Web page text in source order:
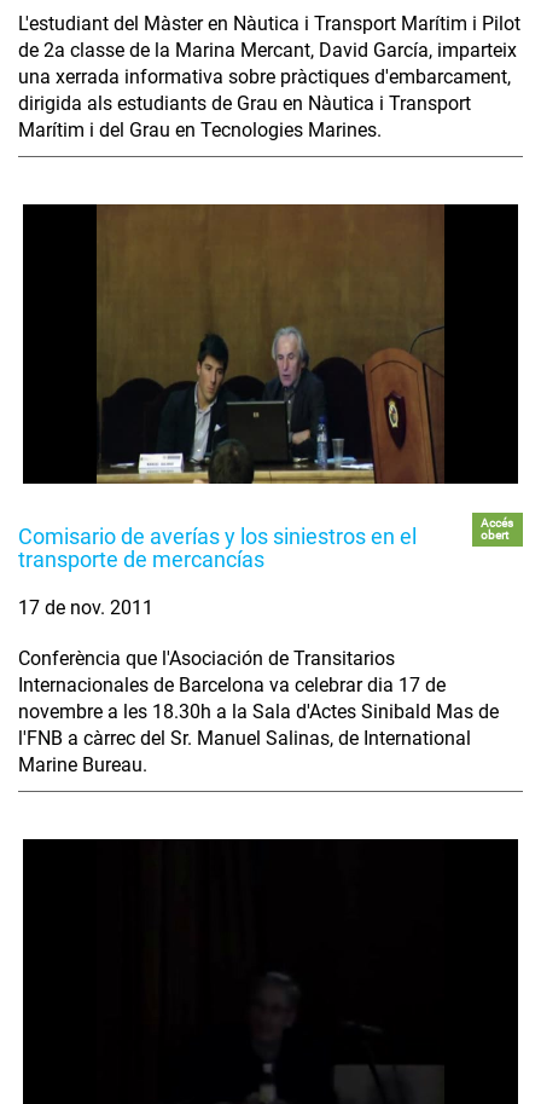
L'estudiant del Màster en Nàutica i Transport Marítim i Pilot
de 2a classe de la Marina Mercant, David García, imparteix
una xerrada informativa sobre pràctiques d'embarcament,
dirigida als estudiants de Grau en Nàutica i Transport
Marítim i del Grau en Tecnologies Marines.
Comisario de averías y los siniestros en el
transporte de mercancías
Accés
obert
17 de nov. 2011
Conferència que l'Asociación de Transitarios
Internacionales de Barcelona va celebrar dia 17 de
novembre a les 18.30h a la Sala d'Actes Sinibald Mas de
l'FNB a càrrec del Sr. Manuel Salinas, de International
Marine Bureau.